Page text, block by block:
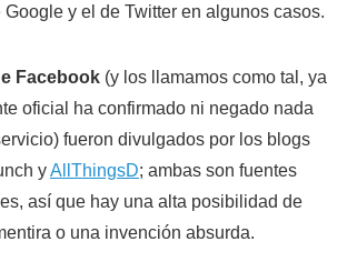
y el de Twitter en algunos casos.
Facebook (y los llamamos como tal, ya
oficial ha confirmado ni negado nada
fueron divulgados por los blogs
yAllThingsD; ambas son fuentes
así que hay una alta posibilidad de
o una invención absurda.